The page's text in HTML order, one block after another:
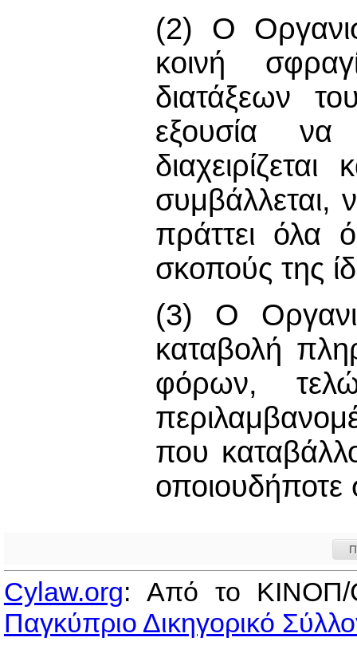
(2) Ο
κοινή
διατάξεων
εξουσία
συμβάλλεται,
πράττει όλα
σκοπούς της
(3) Ο
καταβολή
φόρων,
που
Cylaw.org: Από το
Παγκύπριο Δικηγορικό